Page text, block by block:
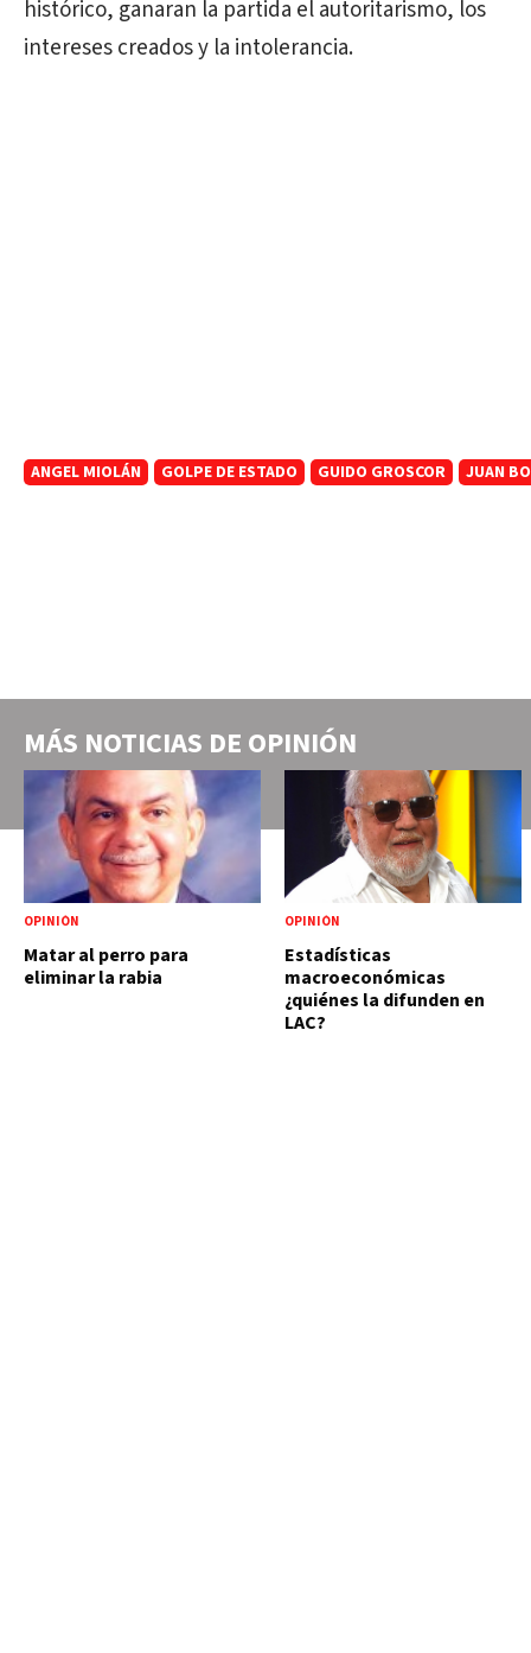
histórico, ganaran la partida el autoritarismo, los
intereses creados y la intolerancia.
ANGEL MIOLÁN GOLPE DE ESTADO GUIDO GROSCOR JUAN
MÁS NOTICIAS DE OPINIÓN
OPINIÓN
Matar al perro para
eliminar la rabia
OPINIÓN
Estadísticas
macroeconómicas
¿quiénes la difunden en
LAC?